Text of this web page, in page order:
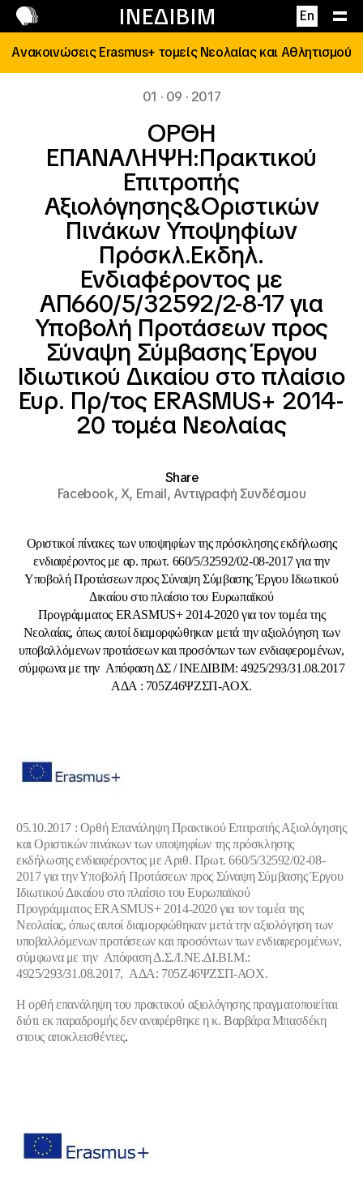
ΙΝΕΔΙΒΙΜ En
Επικοινωνία
Ανακοινώσεις Erasmus+ τομείς Νεολαίας και Αθλητισμού
01 · 09 · 2017
ΟΡΘΗ
ΕΠΑΝΑΛΗΨΗ:Πρακτικού
Επιτροπής
Αξιολόγησης&Οριστικών
Πινάκων Υποψηφίων
Πρόσκλ.Εκδηλ.
Ενδιαφέροντος με
ΑΠ660/5/32592/2-8-17 για
Υποβολή Προτάσεων προς
Σύναψη Σύμβασης Έργου
Ιδιωτικού Δικαίου στο πλαίσιο
Ευρ. Πρ/τος ERASMUS+ 2014-
20 τομέα Νεολαίας
Share
Facebook,X, Email,Αντιγραφή Συνδέσμου
Οριστικοί πίνακες των υποψηφίων της πρόσκλησης εκδήλωσης
ενδιαφέροντος με αρ. πρωτ. 660/5/32592/02-08-2017 για την
Υποβολή Προτάσεων προς Σύναψη Σύμβασης Έργου Ιδιωτικού
Δικαίου στο πλαίσιο του Ευρωπαϊκού
Προγράμματος ERASMUS+ 2014-2020 για τον τομέα της
Νεολαίας, όπως αυτοί διαμορφώθηκαν μετά την αξιολόγηση των
υποβαλλόμενων προτάσεων και προσόντων των ενδιαφερομένων,
σύμφωνα με την Απόφαση ΔΣ / ΙΝΕΔΙΒΙΜ: 4925/293/31.08.2017
ΑΔΑ : 705Ζ46ΨΖΣΠ-ΑΟΧ.
05.10.2017 : Ορθή Επανάληψη Πρακτικού Επιτροπής Αξιολόγησης
και Οριστικών πινάκων των υποψηφίων της πρόσκλησης
εκδήλωσης ενδιαφέροντος με Αριθ. Πρωτ. 660/5/32592/02-08-
2017 για την Υποβολή Προτάσεων προς Σύναψη Σύμβασης Έργου
Ιδιωτικού Δικαίου στο πλαίσιο του Ευρωπαϊκού
Προγράμματος ERASMUS+ 2014-2020 για τον τομέα της
Νεολαίας, όπως αυτοί διαμορφώθηκαν μετά την αξιολόγηση των
υποβαλλόμενων προτάσεων και προσόντων των ενδιαφερομένων,
σύμφωνα με την Απόφαση Δ.Σ./Ι.ΝΕ.ΔΙ.ΒΙ.Μ.:
4925/293/31.08.2017, ΑΔΑ: 705Ζ46ΨΖΣΠ-ΑΟΧ.
Η ορθή επανάληψη του πρακτικού αξιολόγησης πραγματοποιείται
διότι εκ παραδρομής δεν αναφέρθηκε η κ. Βαρβάρα Μπασδέκη
στους αποκλεισθέντες.